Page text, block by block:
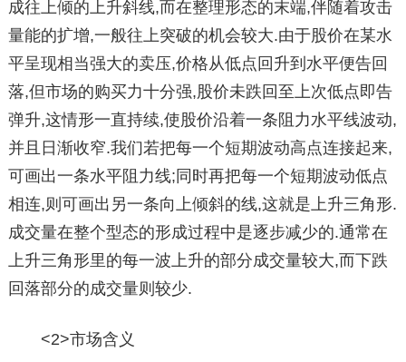
成往上倾的上升斜线,而在整理形态的末端,伴随着攻击
量能的扩增,一般往上突破的机会较大.由于股价在某水
平呈现相当强大的卖压,价格从低点回升到水平便告回
落,但市场的购买力十分强,股价未跌回至上次低点即告
弹升,这情形一直持续,使股价沿着一条阻力水平线波动,
并且日渐收窄.我们若把每一个短期波动高点连接起来,
可画出一条水平阻力线;同时再把每一个短期波动低点
相连,则可画出另一条向上倾斜的线,这就是上升三角形.
成交量在整个型态的形成过程中是逐步减少的.通常在
上升三角形里的每一波上升的部分成交量较大,而下跌
回落部分的成交量则较少.
<2>市场含义